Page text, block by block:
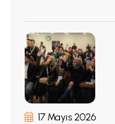
17 Mayıs 2026